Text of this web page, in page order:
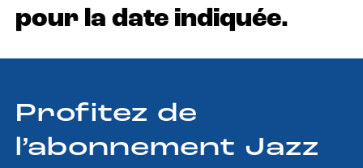
pour la date indiquée.
Profitez de
l’abonnement Jazz